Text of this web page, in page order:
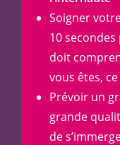
Soigner
10
doit
vous êtes,
Prévoir un
grande
de